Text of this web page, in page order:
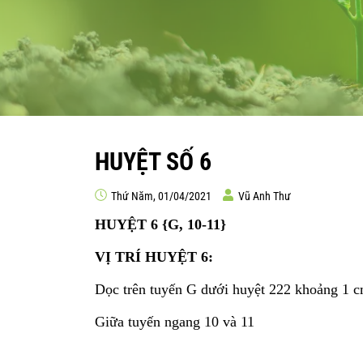
HUYỆT SỐ 6
Thứ Năm, 01/04/2021 Vũ Anh Thư
HUYỆT 6 {G, 10-11}
VỊ TRÍ HUYỆT 6:
Dọc trên tuyến G dưới huyệt 222 khoảng 1
Giữa tuyến ngang 10 và 11